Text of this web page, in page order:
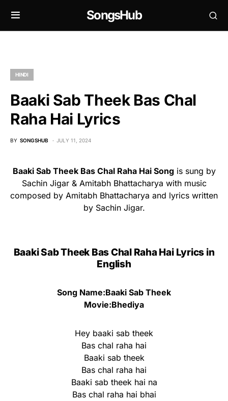
SongsHub
HINDI
Baaki Sab Theek Bas Chal
Raha Hai Lyrics
BY SONGSHUB JULY 11, 2024
Baaki Sab Theek Bas Chal Raha Hai Songis sung by
Sachin Jigar & Amitabh Bhattacharya with music
composed by Amitabh Bhattacharya and lyrics written
by Sachin Jigar.
Baaki Sab Theek Bas Chal Raha Hai Lyrics in
English
Song Name:Baaki Sab Theek
Movie:Bhediya
Hey baaki sab theek
Bas chal raha hai
Baaki sab theek
Bas chal raha hai
Baaki sab theek hai na
Bas chal raha hai bhai